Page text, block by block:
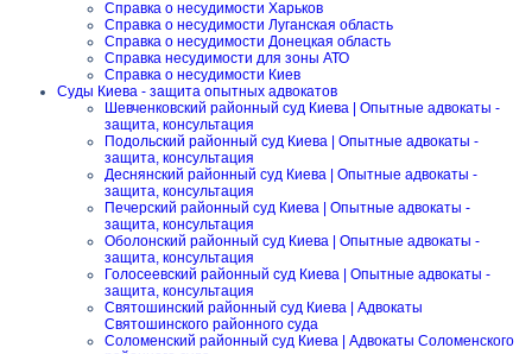
Справка о несудимости Харьков
Справка о несудимости Луганская область
Справка о несудимости Донецкая область
Справка несудимости для зоны АТО
Справка о несудимости Киев
Суды Киева - защита опытных адвокатов
Шевченковский районный суд Киева | Опытные адвокаты -
защита, консультация
Подольский районный суд Киева | Опытные адвокаты -
защита, консультация
Деснянский районный суд Киева | Опытные адвокаты -
защита, консультация
Печерский районный суд Киева | Опытные адвокаты -
защита, консультация
Оболонский районный суд Киева | Опытные адвокаты -
защита, консультация
Голосеевский районный суд Киева | Опытные адвокаты -
защита, консультация
Святошинский районный суд Киева | Адвокаты
Святошинского районного суда
Соломенский районный суд Киева | Адвокаты Соломенского